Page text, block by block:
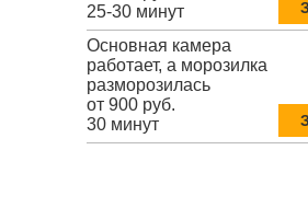
25-30 минут
Основная камера
работает, а морозилка
разморозилась
от 900 руб.
30 минут